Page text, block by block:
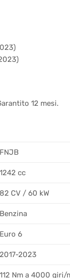
12 mesi.
FNJB
1242 cc
82 CV / 60 kW
Benzina
Euro 6
2017-2023
112 Nm a 4000 giri/